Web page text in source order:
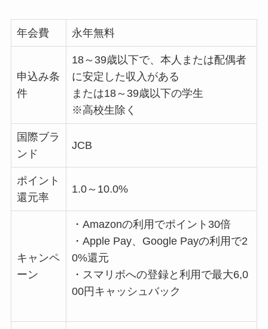
年会費 永年無料
申込み条
件
18～39歳以下で、本人または配偶者
に安定した収入がある
または18～39歳以下の学生
※高校生除く
国際ブラ
ンド
JCB
ポイント
還元率
1.0～10.0%
キャンペ
ーン
・Amazonの利用でポイント30倍
・Apple Pay、Google Payの利用で2
0%還元
・スマリボへの登録と利用で最大6,0
00円キャッシュバック